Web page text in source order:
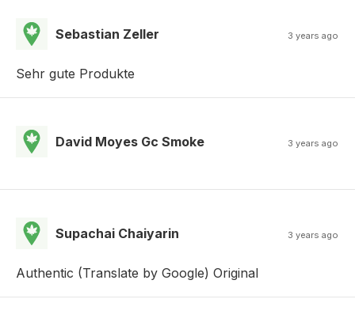
Sebastian Zeller 3 years ago
Sehr gute Produkte
David Moyes Gc Smoke 3 years ago
Supachai Chaiyarin 3 years ago
Authentic (Translate by Google) Original